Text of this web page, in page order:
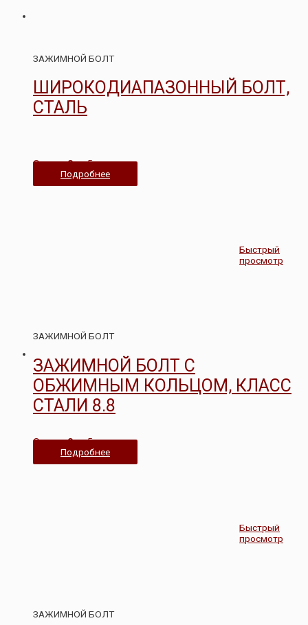
ЗАЖИМНОЙ БОЛТ
ШИРОКОДИАПАЗОННЫЙ БОЛТ,
СТАЛЬ
Оценка0из 5
Подробнее
Быстрый
просмотр
ЗАЖИМНОЙ БОЛТ
ЗАЖИМНОЙ БОЛТ С
ОБЖИМНЫМ КОЛЬЦОМ, КЛАСС
СТАЛИ 8.8
Оценка0из 5
Подробнее
Быстрый
просмотр
ЗАЖИМНОЙ БОЛТ